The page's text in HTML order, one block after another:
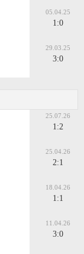
05.04.25
1:0
29.03.25
3:0
25.07.26
1:2
25.04.26
2:1
18.04.26
1:1
11.04.26
3:0